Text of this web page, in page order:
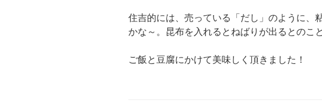
住吉的には、売っている「だし」のように、
かな～。昆布を入れるとねばりが出るとのこと
ご飯と豆腐にかけて美味しく頂きました！